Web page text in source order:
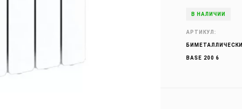
В НАЛИЧИИ
АРТИКУЛ:
BASE 200 6